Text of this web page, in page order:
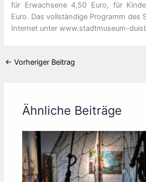
für Erwachsene 4,50 Euro, für
Euro. Das vollständige Programm des
Internet unter www.stadtmuseum-
← Vorheriger Beitrag
Ähnliche Beiträge